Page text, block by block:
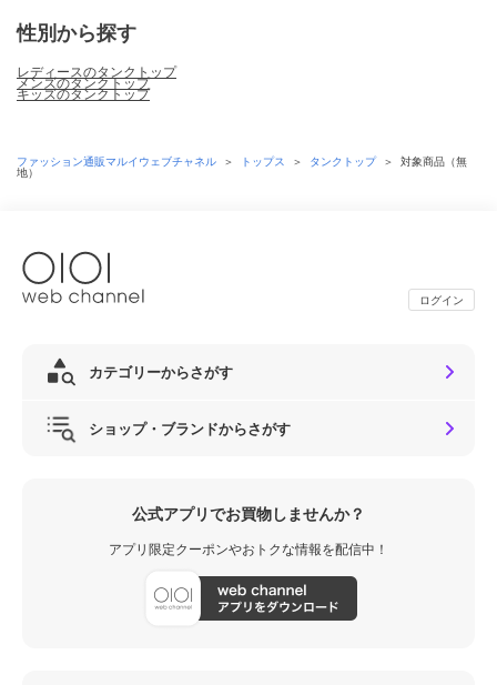
性別から探す
レディースのタンクトップ
メンズのタンクトップ
キッズのタンクトップ
ファッション通販マルイウェブチャネル ＞ トップス ＞ タンクトップ ＞
対象商品（無
地）
ログイン
カテゴリーからさがす
ショップ・ブランドからさがす
公式アプリでお買物しませんか？
アプリ限定クーポンやおトクな情報を配信中！